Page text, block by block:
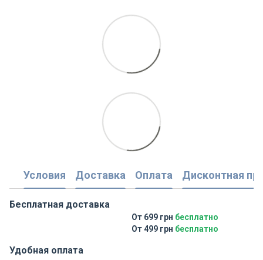
Условия Доставка Оплата Дисконтная
Бесплатная доставка
От 699 грн бесплатно
От 499 грн бесплатно
Удобная оплата